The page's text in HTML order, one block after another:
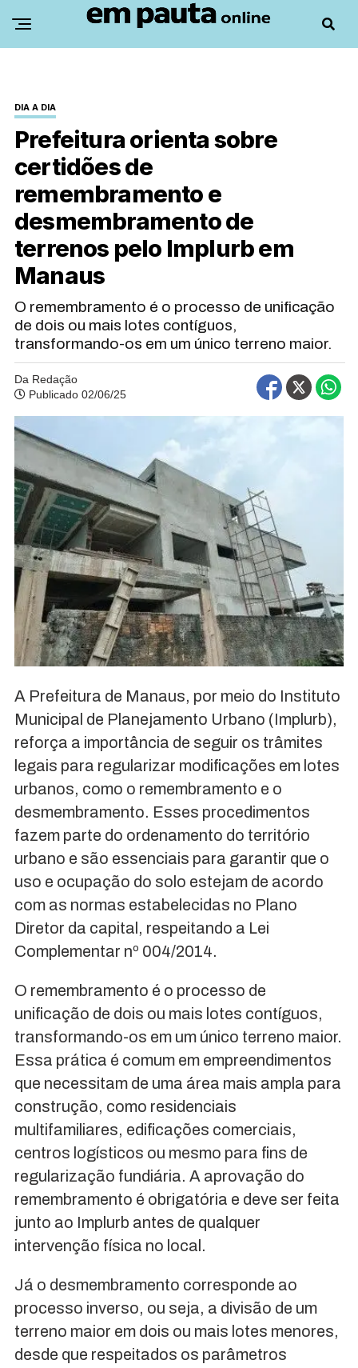
DIA A DIA
Prefeitura orienta sobre
certidões de
remembramento e
desmembramento de
terrenos pelo Implurb em
Manaus
O remembramento é o processo de unificação
de dois ou mais lotes contíguos,
transformando-os em um único terreno maior.
Da Redação
Publicado 02/06/25
A Prefeitura de Manaus, por meio do Instituto
Municipal de Planejamento Urbano (Implurb),
reforça a importância de seguir os trâmites
legais para regularizar modificações em lotes
urbanos, como o remembramento e o
desmembramento. Esses procedimentos
fazem parte do ordenamento do território
urbano e são essenciais para garantir que o
uso e ocupação do solo estejam de acordo
com as normas estabelecidas no Plano
Diretor da capital, respeitando a Lei
Complementar nº 004/2014.
O remembramento é o processo de
unificação de dois ou mais lotes contíguos,
transformando-os em um único terreno maior.
Essa prática é comum em empreendimentos
que necessitam de uma área mais ampla para
construção, como residenciais
multifamiliares, edificações comerciais,
centros logísticos ou mesmo para fins de
regularização fundiária. A aprovação do
remembramento é obrigatória e deve ser feita
junto ao Implurb antes de qualquer
intervenção física no local.
Já o desmembramento corresponde ao
processo inverso, ou seja, a divisão de um
terreno maior em dois ou mais lotes menores,
desde que respeitados os parâmetros